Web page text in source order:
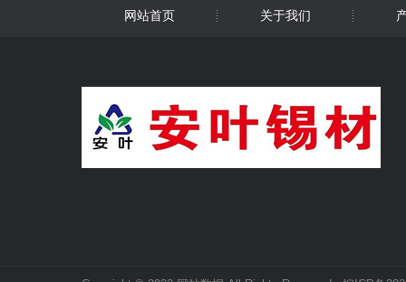
网站首页 关于我们